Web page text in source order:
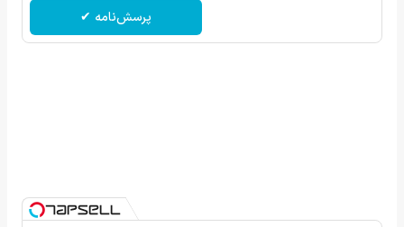
پرسش‌نامه ✔